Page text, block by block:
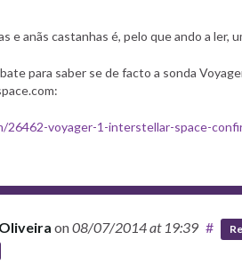
e anãs castanhas é, pelo que ando a ler,
para saber se de facto a sonda
voyager-1-interstellar-space-
on08/07/2014at 19:39 #